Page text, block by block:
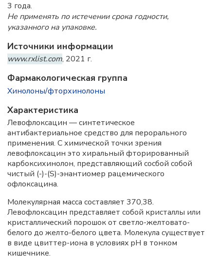
3 года.
Не применять по истечении срока годности,
указанного на упаковке.
Источники информации
www.rxlist.com, 2021 г.
Фармакологическая группа
Хинолоны/фторхинолоны
Характеристика
Левофлоксацин — синтетическое
антибактериальное средство для перорального
применения. С химической точки зрения
левофлоксацин это хиральный фторированный
карбоксихинолон, представляющий сосбой собой
чистый (-)-(S)-энантиомер рацемического
офлоксацина.
Молекулярная масса составляет 370,38.
Левофлоксацин представляет собой кристаллы или
кристаллический порошок от светло-желтовато-
белого до желто-белого цвета. Молекула существует
в виде цвиттер-иона в условиях pH в тонком
кишечнике.